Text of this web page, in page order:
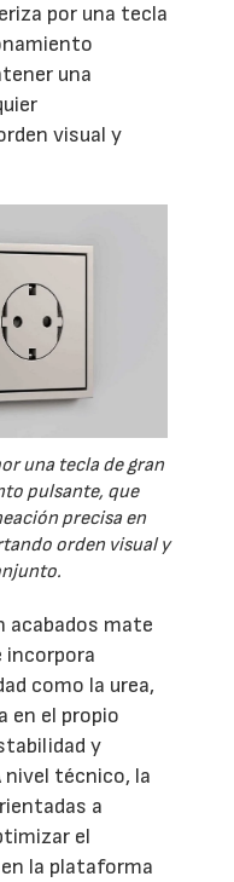
por una tecla
una
visual y
una tecla de gran
pulsante, que
precisa en
orden visual y
acabados mate
incorpora
como la urea,
en el propio
y
técnico, la
a
el
la plataforma